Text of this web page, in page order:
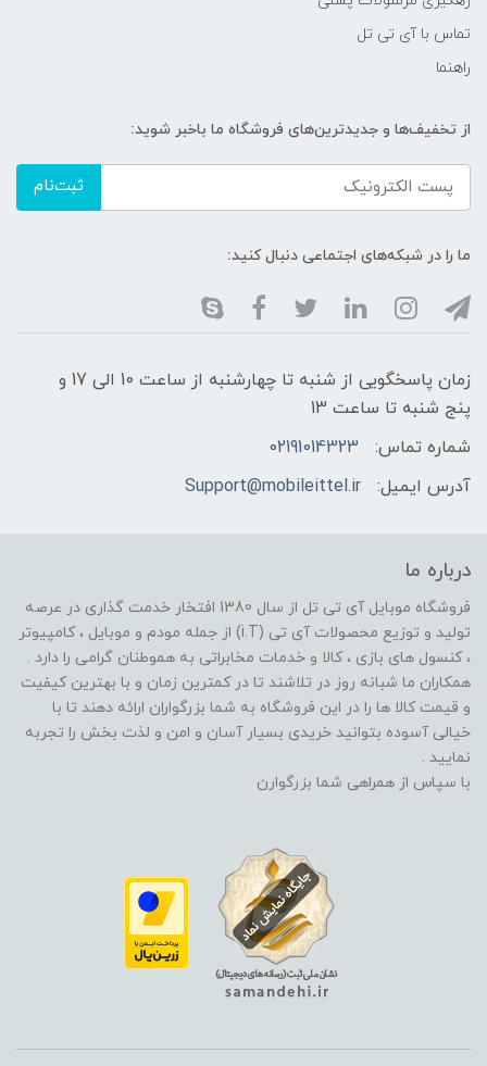
تماس با آی تی تل
راهنما
از تخفیف‌ها و جدیدترین‌های فروشگاه ما باخبر شوید:
ثبت‌نام
ما را در شبکه‌های اجتماعی دنبال کنید:
زمان پاسخگویی از شنبه تا چهارشنبه از ساعت 10 الی 17 و
پنج شنبه تا ساعت 13
شماره تماس:
02191014323
آدرس ایمیل:
Support@mobileittel.ir
درباره ما
فروشگاه موبایل آی تی تل از سال 1380 افتخار خدمت گذاری در عرصه
تولید و توزیع محصولات آی تی (i.T) از جمله مودم و موبایل ، کامپیوتر
، کنسول های بازی ، کالا و خدمات مخابراتی به هموطنان گرامی را دارد .
همکاران ما شبانه روز در تلاشند تا در کمترین زمان و با بهترین کیفیت
و قیمت کالا ها را در این فروشگاه به شما بزرگواران ارائه دهند تا با
خیالی آسوده بتوانید خریدی بسیار آسان و امن و لذت بخش را تجربه
نمایید .
با سپاس از همراهی شما بزرگوارن